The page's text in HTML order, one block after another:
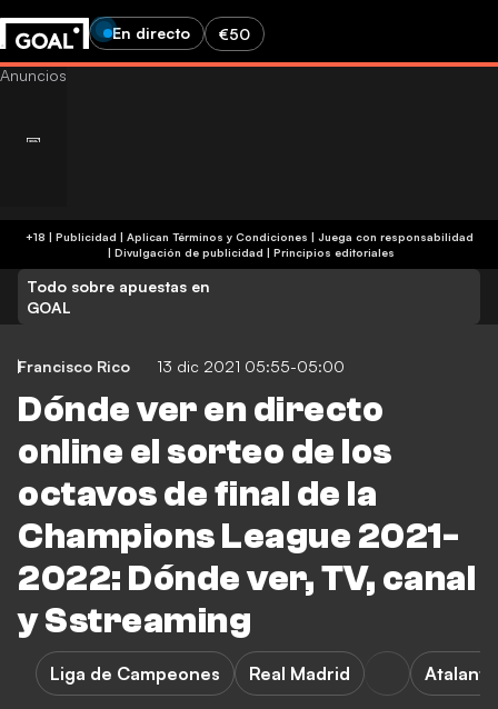
En directo €50
+18 | Publicidad | Aplican Términos y Condiciones | Juega con responsabilidad
| Divulgación de publicidad | Principios editoriales
Todo sobre apuestas en
GOAL
Francisco Rico 13 dic 2021 05:55-05:00
Dónde ver en directo
online el sorteo de los
octavos de final de la
Champions League 2021-
2022: Dónde ver, TV, canal
y Sstreaming
Liga de Campeones Real Madrid Atalanta